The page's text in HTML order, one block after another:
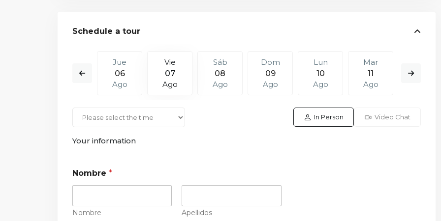
Schedule a tour
Jue
06
Ago
Vie
07
Ago
Sáb
08
Ago
Dom
09
Ago
Lun
10
Ago
Mar
11
Ago
In Person Video Chat
Your information
Nombre *
Nombre Apellidos